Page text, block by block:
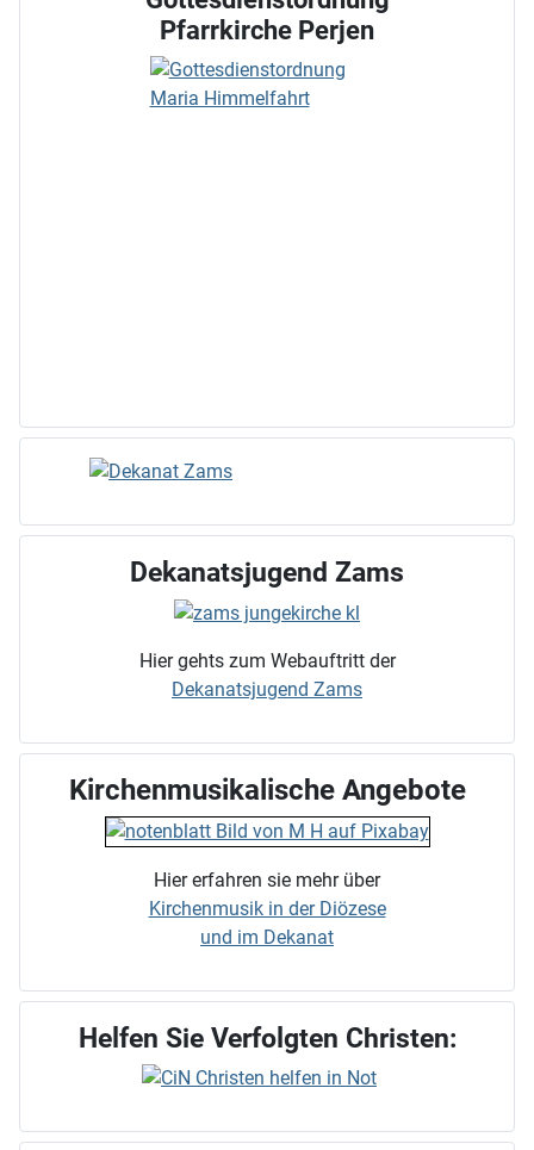
Pfarrkirche Perjen
Dekanatsjugend Zams
Hier gehts zum Webauftritt der
Dekanatsjugend Zams
Kirchenmusikalische Angebote
Hier erfahren sie mehr über
Kirchenmusik in der Diözese
und im Dekanat
Helfen Sie Verfolgten Christen: